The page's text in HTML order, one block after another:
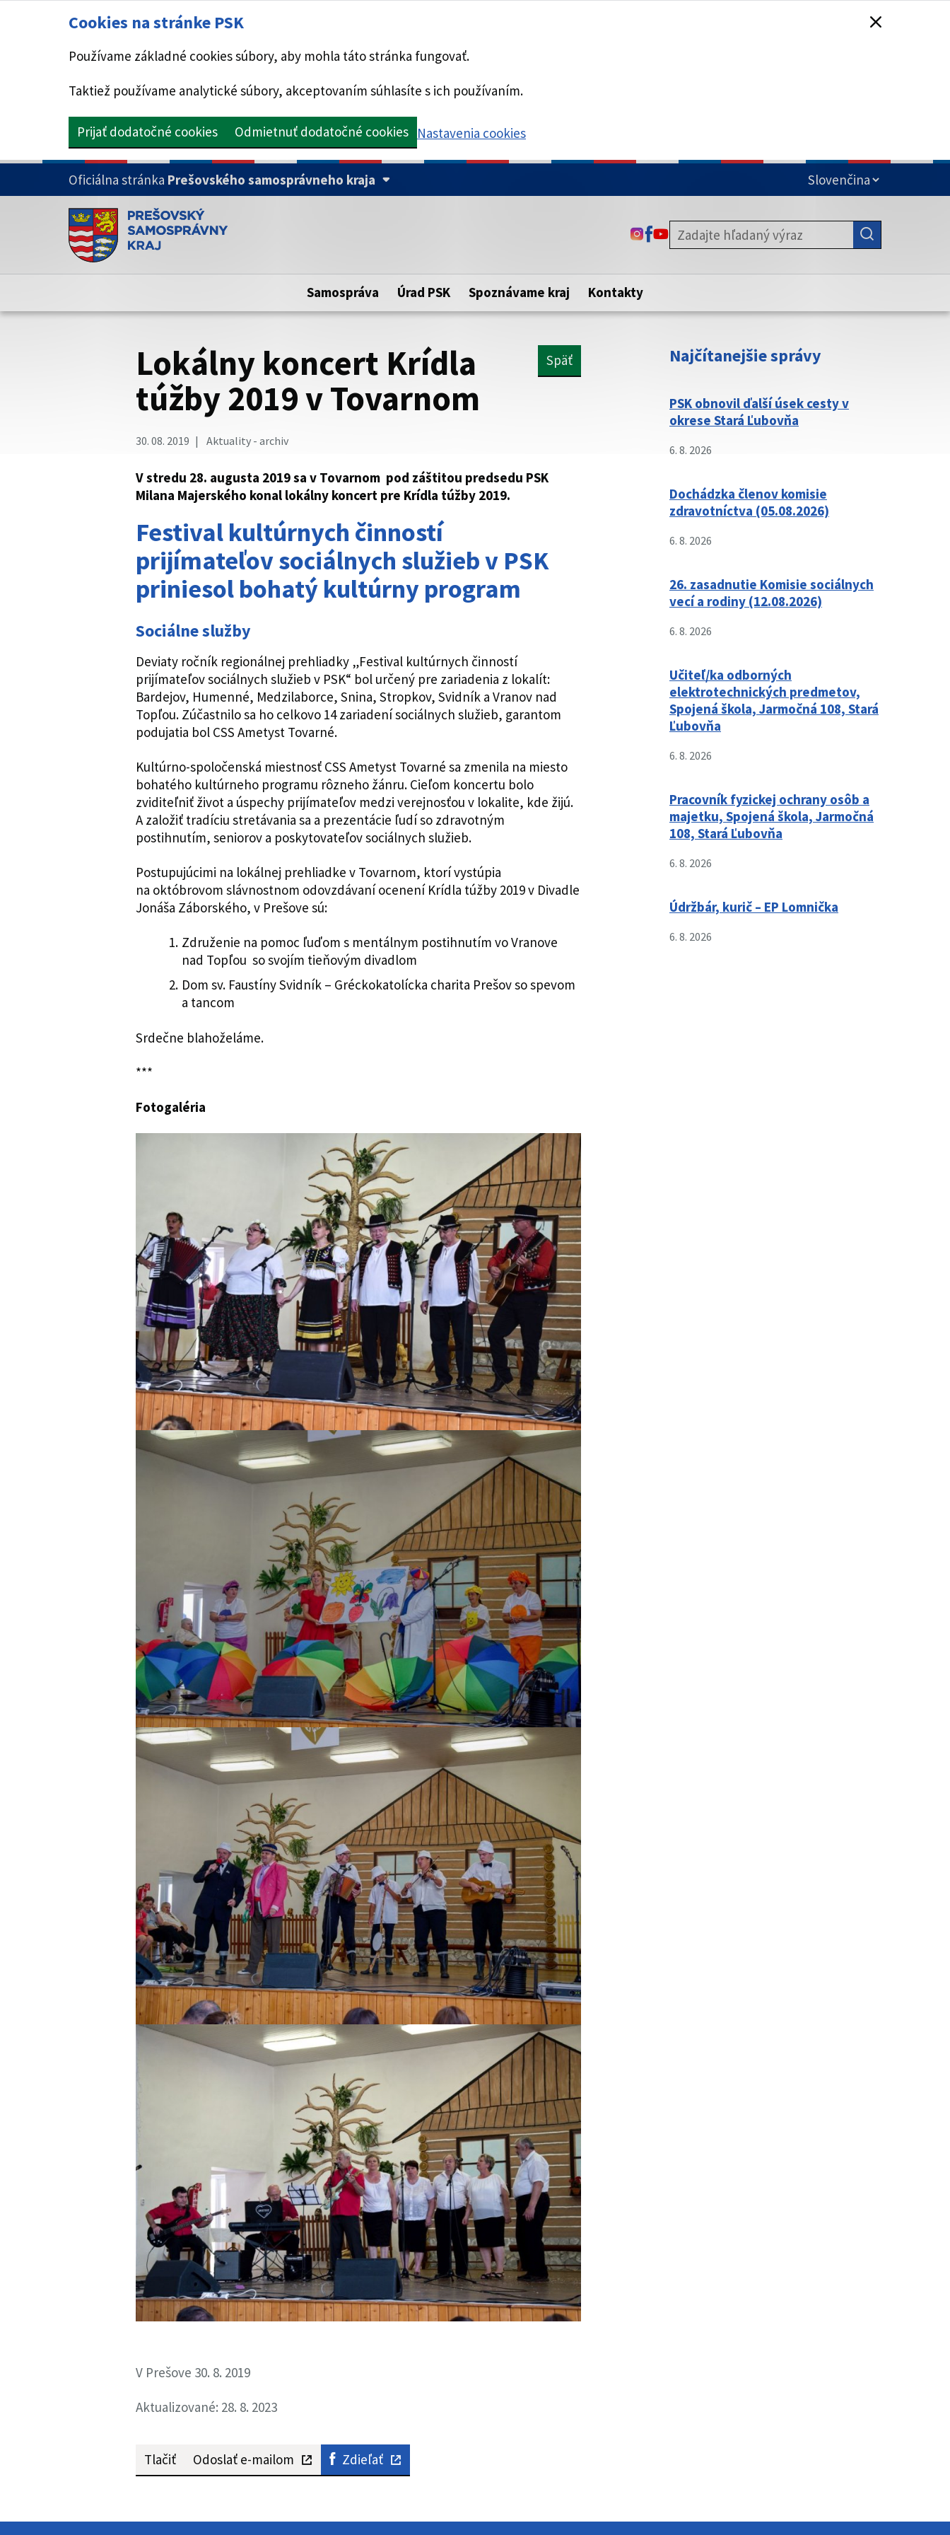
Cookies na stránke PSK
Používame základné cookies súbory, aby mohla táto stránka fungovať.
Taktiež používame analytické súbory, akceptovaním súhlasíte s ich používaním.
Prijať dodatočné cookies Odmietnuť dodatočné cookies Nastavenia cookies
PRESKOČIŤ NA HLAVNÝ OBSAH
Oficiálna stránka Prešovského samosprávneho kraja
Doména psk.sk je oficiálna
Toto je oficiálna webová stránka Prešovského samosprávneho kraja.
Táto stránka je zabezpečená
zabezpečenú webovú stránku. Zabezpečená stránka vždy začína
https:// pred názvom domény webového sídla.
ODKAZ SA OTVORÍ NA NOVEJ KARTE
ODKAZ SA OTVORÍ NA NOVEJ KARTE
ODKAZ SA OTVORÍ NA NOVEJ KARTE
Samospráva Úrad PSK Spoznávame kraj Kontakty
Lokálny koncert Krídla
túžby 2019 v Tovarnom
Späť
30. 08. 2019 Aktuality - archiv
V stredu 28. augusta 2019 sa v Tovarnom pod záštitou predsedu PSK
Milana Majerského konal lokálny koncert pre Krídla túžby 2019.
Festival kultúrnych činností
prijímateľov sociálnych služieb v PSK
priniesol bohatý kultúrny program
Sociálne služby
Deviaty ročník regionálnej prehliadky „Festival kultúrnych činností
prijímateľov sociálnych služieb v PSK“ bol určený pre zariadenia z lokalít:
Bardejov, Humenné, Medzilaborce, Snina, Stropkov, Svidník a Vranov nad
Topľou. Zúčastnilo sa ho celkovo 14 zariadení sociálnych služieb, garantom
podujatia bol CSS Ametyst Tovarné.
Kultúrno-spoločenská miestnosť CSS Ametyst Tovarné sa zmenila na miesto
bohatého kultúrneho programu rôzneho žánru. Cieľom koncertu bolo
zviditeľniť život a úspechy prijímateľov medzi verejnosťou v lokalite, kde žijú.
A založiť tradíciu stretávania sa a prezentácie ľudí so zdravotným
postihnutím, seniorov a poskytovateľov sociálnych služieb.
Postupujúcimi na lokálnej prehliadke v Tovarnom, ktorí vystúpia
na októbrovom slávnostnom odovzdávaní ocenení Krídla túžby 2019 v Divadle
Jonáša Záborského, v Prešove sú:
Združenie na pomoc ľuďom s mentálnym postihnutím vo Vranove
nad Topľou so svojím tieňovým divadlom
Dom sv. Faustíny Svidník – Gréckokatolícka charita Prešov so spevom
a tancom
Srdečne blahoželáme.
***
Fotogaléria
V Prešove 30. 8. 2019
Aktualizované: 28. 8. 2023
Tlačiť Odoslať e-mailom Zdieľať
Najčítanejšie správy
PSK obnovil ďalší úsek cesty v
okrese Stará Ľubovňa
6. 8. 2026
Dochádzka členov komisie
zdravotníctva (05.08.2026)
6. 8. 2026
26. zasadnutie Komisie sociálnych
vecí a rodiny (12.08.2026)
6. 8. 2026
Učiteľ/ka odborných
elektrotechnických predmetov,
Spojená škola, Jarmočná 108, Stará
Ľubovňa
6. 8. 2026
Pracovník fyzickej ochrany osôb a
majetku, Spojená škola, Jarmočná
108, Stará Ľubovňa
6. 8. 2026
Údržbár, kurič – EP Lomnička
6. 8. 2026